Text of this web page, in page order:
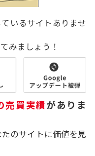
いるサイトありませ
みましょう！
売買実績がありま
のサイトに価値を見